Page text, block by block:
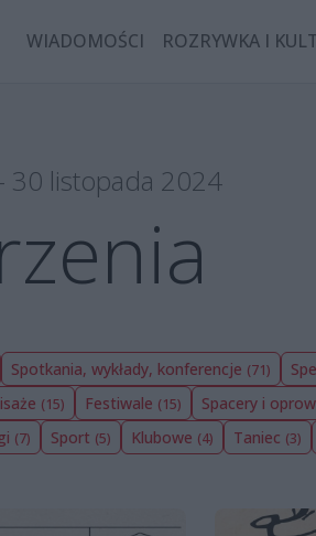
WIADOMOŚCI ROZRYWKA I
30 listopada 2024
Spotkania, wykłady, konferencje (71)
(15) Festiwale (15) Spacery i
(7) Sport (5) Klubowe (4) Taniec (3)